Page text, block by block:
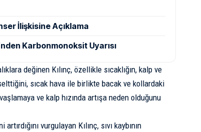
İlişkisine Açıklama
Karbonmonoksit Uyarısı
değinen Kılınç, özellikle sıcaklığın, kalp ve
sıcak hava ile birlikte bacak ve kollardaki
ve kalp hızında artışa neden olduğunu
vurgulayan Kılınç, sıvı kaybının